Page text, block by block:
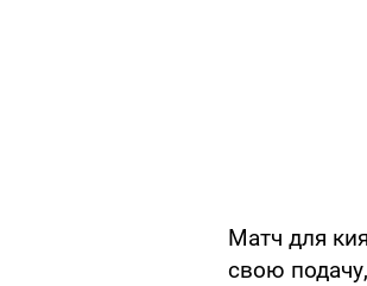
Матч для
свою